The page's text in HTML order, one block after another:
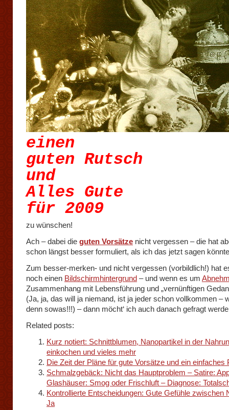
einen
guten Rutsch
und
Alles Gute
für 2009
zu wünschen!
Ach – dabei die guten Vorsätze nicht vergessen – die hat
schon längst besser formuliert, als ich das jetzt sagen
Zum besser-merken- und nicht vergessen (vorbildlich!) hat
noch einen Bildschirmhintergrund – und wenn es um
Zusammenhang mit Lebensführung und „vernünftigen
(Ja, ja, das will ja niemand, ist ja jeder schon vollkommen –
denn sowas!!!) – dann möcht‘ ich auch danach gefragt
Related posts:
Kurz notiert: Schnittblumen, Nanopartikel in der
einkochen und vieles mehr
Die Zeit der Pläne für gute Vorsätze und ein einfaches
Schmalzgebäck: Nicht das Hauptproblem – Satire:
Glashäuser: Smog oder Frischluft – Diagnose:
Kontrollierte Entscheidungen: Gute Gefühle zwischen
Ja